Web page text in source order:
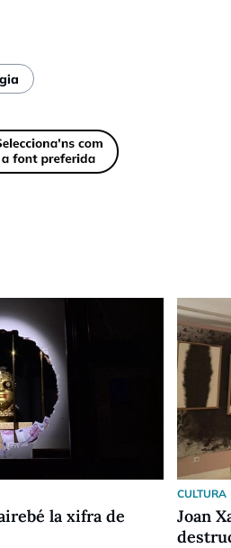
la xifra de
CULTURA
Joan